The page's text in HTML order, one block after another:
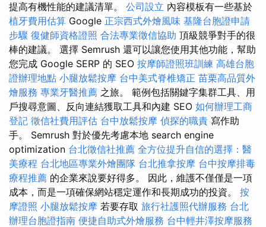
提高有機性能的建議清單。 公司設立 內容模板有一些基於
植牙費用估算 Google 正宗西式外燴風味 基隆台胞證申請
步驟 復健師資格證照 合法專業徵信協助 頂級競爭對手的很
棒的建議。 選擇 Semrush 還可以讓您使用其他功能，幫助
您完成 Google SERP 的 SEO 按摩師證照班訓練 高雄台胞
證辦理地點 小腿放鬆按摩 台中美式脊椎矯正 苗栗高品質外
燴服務 專業牙醫推薦 之旅。 範例包括關鍵字集群工具、用
戶搜尋意圖、反向連結獲取工具和內建 SEO 如何辦理工商
登記 徵信社費用評估 台中放鬆按摩 偵探的職責 寫作助
手。 Semrush 對於優先考慮本地 search engine
optimization 台北徵信社推薦 全方位提升自信的選擇：醫
美療程 台北地區專業外燴團隊 台北推拿按摩 台中按摩排毒
療程推薦 的企業來說要好得多。 因此，維護不僅僅是一項
成本，而是一項確保網站穩定運作和長期成功的投資。 按
摩證照 小腿放鬆按摩 若要存取 旅行社護照代辦服務 台北
辦理台胞證指南 便捷自助式外燴服務 台中輕井澤按摩服務